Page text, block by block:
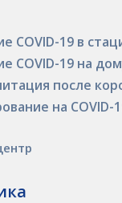
COVID-19 в
COVID-19 на
после
на COVID-